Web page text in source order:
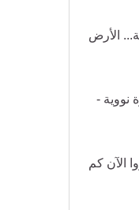
الأرض
نووية -
الآن كم